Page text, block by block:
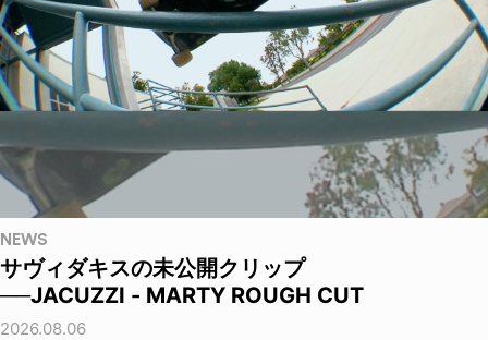
NEWS
サヴィダキスの未公開クリップ
──JACUZZI - MARTY ROUGH CUT
2026.08.06